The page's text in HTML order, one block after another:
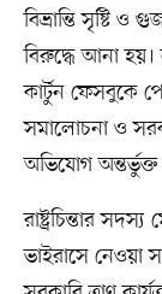
বিভ্রান্তি সৃষ্টি
বিরুদ্ধে আনা
কার্টুন ফেসবুকে
সমালোচনা ও
অভিযোগ
রাষ্ট্রচিন্তার
ভাইরাসে নেওয়া